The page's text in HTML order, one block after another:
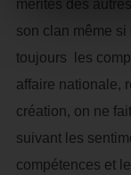
mérites des
son clan même
toujours les
affaire nationale,
création, on ne
suivant les
compétences et